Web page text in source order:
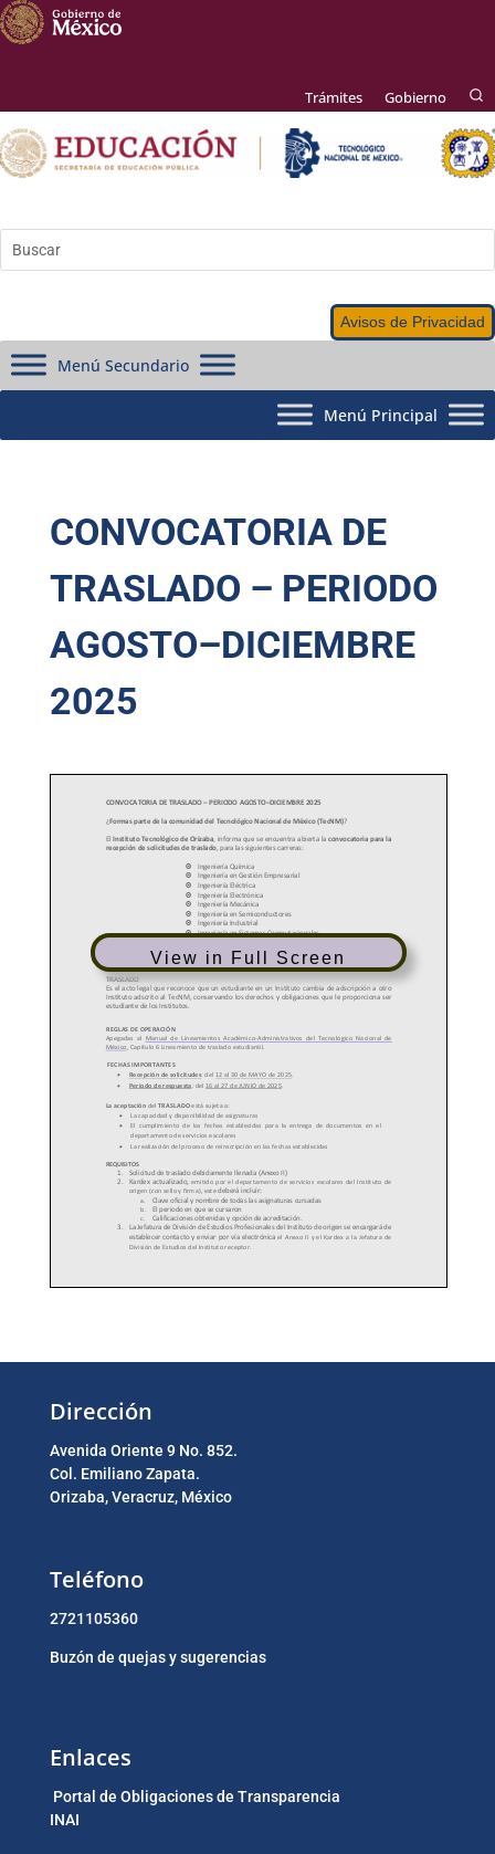
Trámites Gobierno
Avisos de Privacidad
Menú Secundario
Menú Principal
CONVOCATORIA DE
TRASLADO – PERIODO
AGOSTO–DICIEMBRE
2025
View in Full Screen
Dirección
Avenida Oriente 9 No. 852.
Col. Emiliano Zapata.
Orizaba, Veracruz, México
Teléfono
2721105360
Buzón de quejas y sugerencias
Enlaces
Portal de Obligaciones de Transparencia
INAI